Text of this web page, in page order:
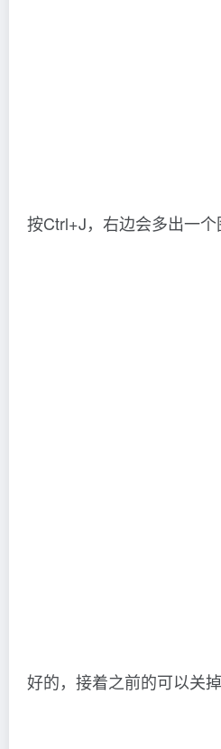
按Ctrl+J，右边会多出一个
好的，接着之前的可以关掉